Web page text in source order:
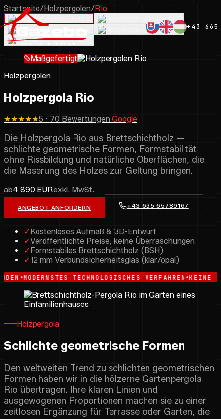
+43 665
Startseite/Holzpergolen/Rio
Maßgefertigt
Holzpergolen
Holzpergola Rio
★★★★★5 · 70 Bewertungen Google
Die Holzpergola Rio aus Brettschichtholz —
schlichte geometrische Formen, Formstabilität
ohne Rissbildung und natürliche Oberflächen, die
die Maserung des Holzes zur Geltung bringen.
ab4 890 EURexkl. MwSt.
ANGEBOT ANFORDERN +43 665 65789167
✓Kostenloses Aufmaß & 3D-Entwurf
✓Veröffentlichte Preise, keine Überraschungen
✓Formstabiles Brettschichtholz (BSH)
✓12 mm Verbundsicherheitsglas (klar/opal)
TECHNOLOGISCHES VERFAHREN•KEINE
Holzpergola
Schlichte geometrische Formen
Den weltweiten Trend zu schlichten geometrischen
Formen haben wir in die hölzerne Gartenpergola
Rio übertragen. Ihre klaren Linien und
ausgewogenen Proportionen machen sie zu einer
zeitlosen Ergänzung für Terrasse oder Garten, die